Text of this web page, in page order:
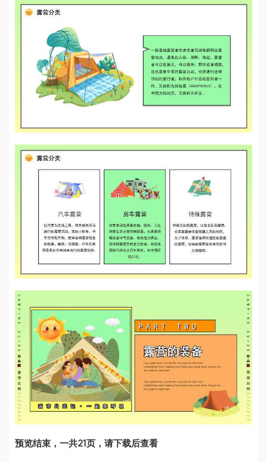
预览结束，一共21页，请下载后查看